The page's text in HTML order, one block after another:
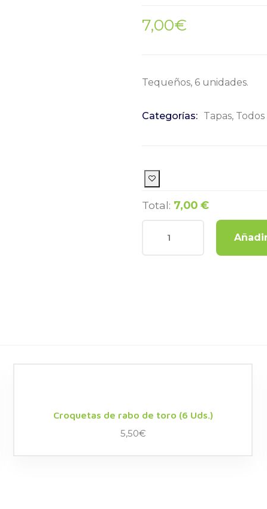
7,00€
Tequeños, 6 unidades.
Categorías: Tapas, Todos
Total: 7,00 €
Croquetas de rabo de toro (6 Uds.)
5,50€